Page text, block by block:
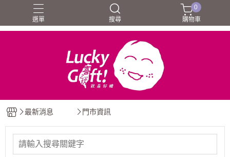
選單 搜尋
0
購物車
最新消息 門市資訊